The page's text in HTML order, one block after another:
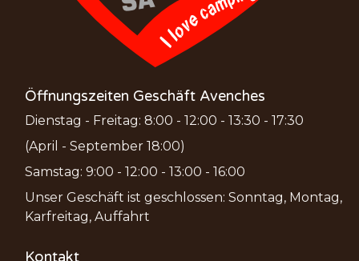
Öffnungszeiten Geschäft Avenches
Dienstag - Freitag: 8:00 - 12:00 - 13:30 - 17:30
(April - September 18:00)
Samstag: 9:00 - 12:00 - 13:00 - 16:00
Unser Geschäft ist geschlossen: Sonntag, Montag,
Karfreitag, Auffahrt
Kontakt